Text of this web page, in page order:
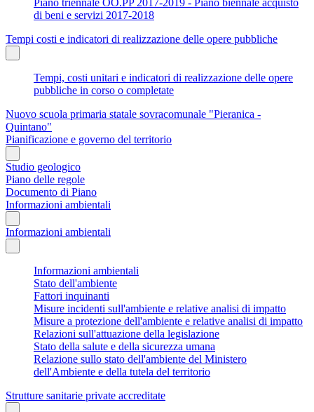
di beni e servizi 2017-2018
Tempi costi e indicatori di realizzazione delle opere pubbliche
Tempi, costi unitari e indicatori di realizzazione delle opere
pubbliche in corso o completate
Nuovo scuola primaria statale sovracomunale "Pieranica -
Quintano"
Pianificazione e governo del territorio
Studio geologico
Piano delle regole
Documento di Piano
Informazioni ambientali
Informazioni ambientali
Informazioni ambientali
Stato dell'ambiente
Fattori inquinanti
Misure incidenti sull'ambiente e relative analisi di impatto
Misure a protezione dell'ambiente e relative analisi di impatto
Relazioni sull'attuazione della legislazione
Stato della salute e della sicurezza umana
Relazione sullo stato dell'ambiente del Ministero
dell'Ambiente e della tutela del territorio
Strutture sanitarie private accreditate